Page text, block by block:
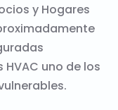
y Hogares
uno de los